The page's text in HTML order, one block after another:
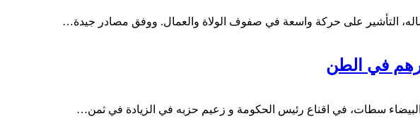
التأشير على حركة واسعة في صفوف الولاة والعمال. ووفق مصادر جيدة…
البيضاء سطات، في اقناع رئيس الحكومة و زعيم حزبه في الزيادة في ثمن…